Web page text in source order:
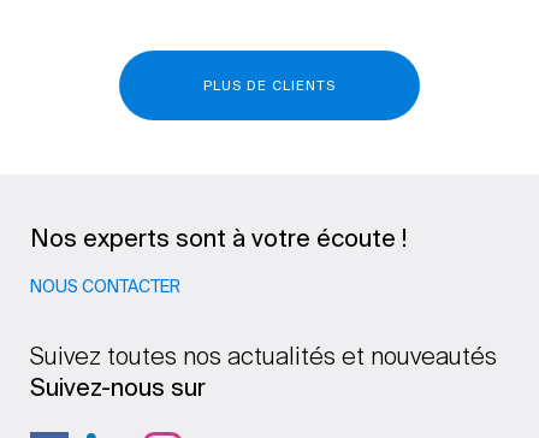
PLUS DE CLIENTS
Nos experts sont à votre écoute !
NOUS CONTACTER
Suivez toutes nos actualités et nouveautés
Suivez-nous sur